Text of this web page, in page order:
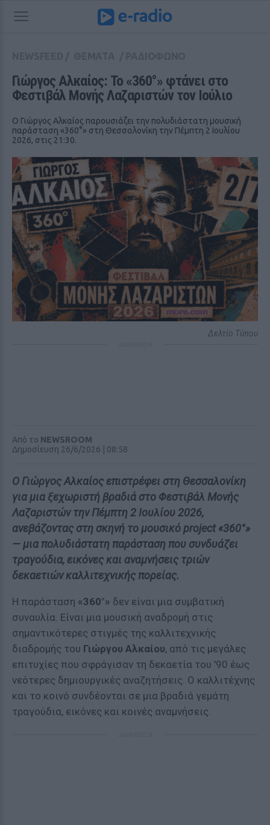
Γιώργος Αλκαίος: Το «360°» φτάνει στο
Φεστιβάλ Μονής Λαζαριστών τον Ιούλιο
Ο Γιώργος Αλκαίος παρουσιάζει την πολυδιάστατη μουσική
παράσταση «360°» στη Θεσσαλονίκη την Πέμπτη 2 Ιουλίου
2026, στις 21:30.
Δελτίο Τύπου
Από το NEWSROOM
Δημοσίευση 26/6/2026 | 08:58
Ο Γιώργος Αλκαίος επιστρέφει στη Θεσσαλονίκη
για μια ξεχωριστή βραδιά στο Φεστιβάλ Μονής
Λαζαριστών την Πέμπτη 2 Ιουλίου 2026,
ανεβάζοντας στη σκηνή το μουσικό project «360°»
— μια πολυδιάστατη παράσταση που συνδυάζει
τραγούδια, εικόνες και αναμνήσεις τριών
δεκαετιών καλλιτεχνικής πορείας.
Η παράσταση «360°» δεν είναι μια συμβατική
συναυλία. Είναι μια μουσική αναδρομή στις
σημαντικότερες στιγμές της καλλιτεχνικής
διαδρομής του Γιώργου Αλκαίου, από τις μεγάλες
επιτυχίες που σφράγισαν τη δεκαετία του '90 έως
νεότερες δημιουργικές αναζητήσεις. Ο καλλιτέχνης
και το κοινό συνδέονται σε μια βραδιά γεμάτη
τραγούδια, εικόνες και κοινές αναμνήσεις.